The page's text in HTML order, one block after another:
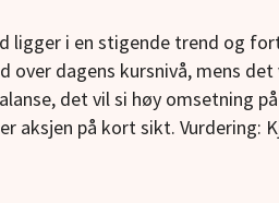
ligger i en stigende trend og
over dagens kursnivå, mens
det vil si høy omsetning
aksjen på kort sikt. Vurdering: